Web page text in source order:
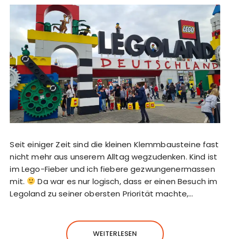
Seit einiger Zeit sind die kleinen Klemmbausteine fast
nicht mehr aus unserem Alltag wegzudenken. Kind ist
im Lego-Fieber und ich fiebere gezwungenermassen
mit.
Da war es nur logisch, dass er einen Besuch im
Legoland zu seiner obersten Priorität machte,…
WEITERLESEN